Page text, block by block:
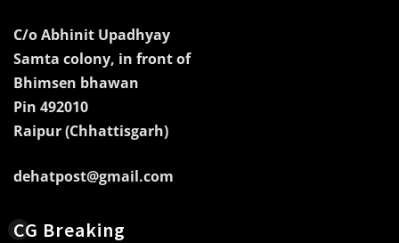
C/o Abhinit Upadhyay
Samta colony, in front of
Bhimsen bhawan
Pin 492010
Raipur (Chhattisgarh)
dehatpost@gmail.com
CG Breaking